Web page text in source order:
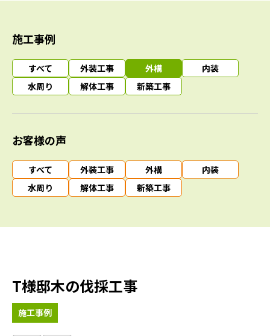
施工事例
すべて 外装工事 外構
内装
水周り
解体工事 新築工事
お客様の声
すべて 外装工事 外構
内装
水周り
解体工事 新築工事
T様邸木の伐採工事
施工事例